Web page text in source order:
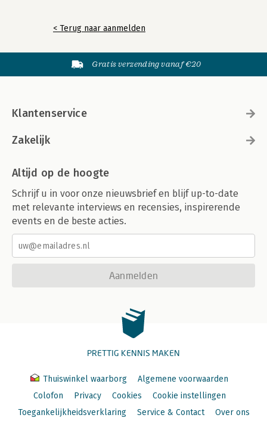
< Terug naar aanmelden
Gratis verzending vanaf €20
Klantenservice
Zakelijk
Altijd op de hoogte
Schrijf u in voor onze nieuwsbrief en blijf up-to-date
met relevante interviews en recensies, inspirerende
events en de beste acties.
Aanmelden
PRETTIG KENNIS MAKEN
Thuiswinkel waarborg
Algemene voorwaarden
Colofon
Privacy Cookies
Cookie instellingen
Toegankelijkheidsverklaring
Service & Contact Over ons